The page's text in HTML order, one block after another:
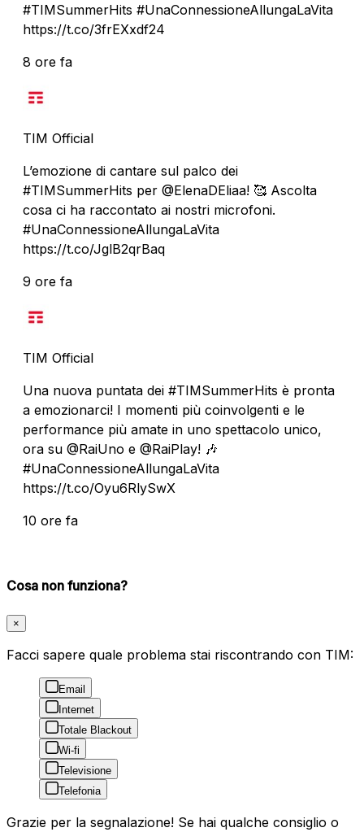
#TIMSummerHits #UnaConnessioneAllungaLaVita
https://t.co/3frEXxdf24
8 ore fa
TIM Official
L’emozione di cantare sul palco dei
#TIMSummerHits per @ElenaDEliaa! 🥰 Ascolta
cosa ci ha raccontato ai nostri microfoni.
#UnaConnessioneAllungaLaVita
https://t.co/JglB2qrBaq
9 ore fa
TIM Official
Una nuova puntata dei #TIMSummerHits è pronta
a emozionarci! I momenti più coinvolgenti e le
performance più amate in uno spettacolo unico,
ora su @RaiUno e @RaiPlay! 🎶
#UnaConnessioneAllungaLaVita
https://t.co/Oyu6RlySwX
10 ore fa
Cosa non funziona?
×
Facci sapere quale problema stai riscontrando con TIM:
Email
Internet
Totale Blackout
Wi-fi
Televisione
Telefonia
Grazie per la segnalazione! Se hai qualche consiglio o